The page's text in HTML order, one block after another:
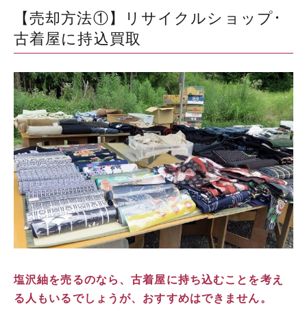
【売却方法①】リサイクルショップ･
古着屋に持込買取
塩沢紬を売るのなら、古着屋に持ち込むことを考え
る人もいるでしょうが、おすすめはできません。